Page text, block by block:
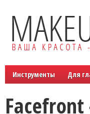
Инструменты Для